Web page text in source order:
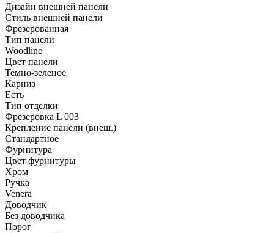
Дизайн внешней панели
Стиль внешней панели
Фрезерованная
Тип панели
Woodline
Цвет панели
Темно-зеленое
Карниз
Есть
Тип отделки
Фрезеровка L 003
Крепление панели (внеш.)
Стандартное
Фурнитура
Цвет фурнитуры
Хром
Ручка
Venera
Доводчик
Без доводчика
Порог